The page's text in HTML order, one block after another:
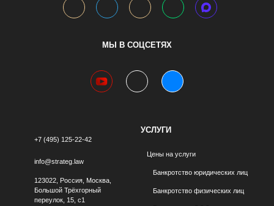
МЫ В СОЦСЕТЯХ
youtube telegramvk
+7 (495) 125-22-42
info@strateg.law
123022, Россия, Москва,
Большой Трёхгорный
переулок, 15, с1
УСЛУГИ
Цены на услуги
Банкротство юридических лиц
Банкротство физических лиц